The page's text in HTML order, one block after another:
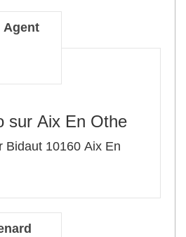
Agent
sur Aix En Othe
Bidaut 10160 Aix En